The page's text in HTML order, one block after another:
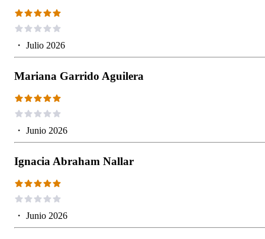
・ Julio 2026
Mariana Garrido Aguilera
・ Junio 2026
Ignacia Abraham Nallar
・ Junio 2026